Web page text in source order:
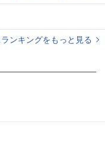
ンキングをもっと見る